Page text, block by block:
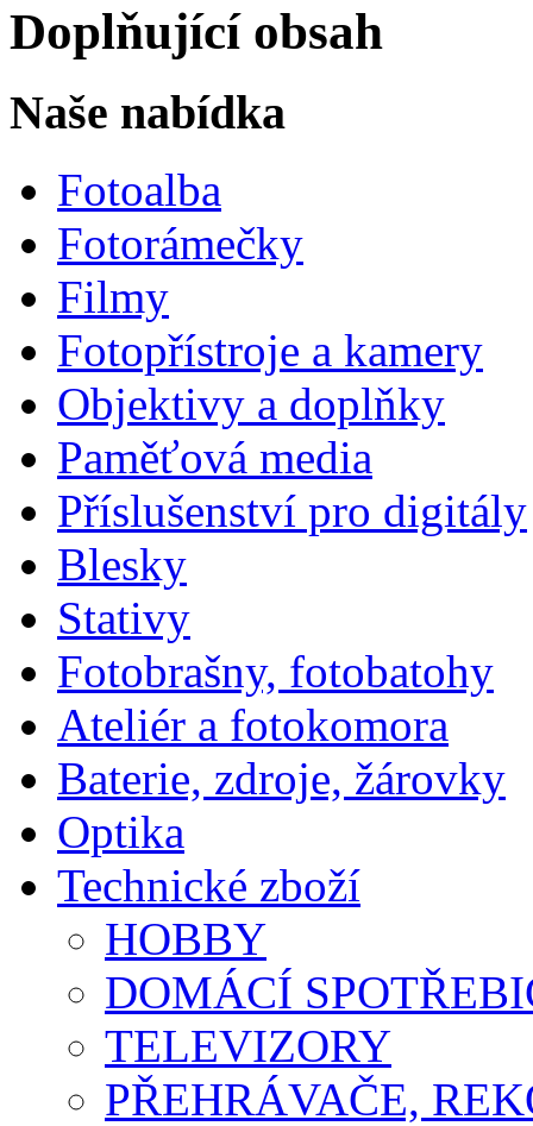
Doplňující obsah
Naše nabídka
Fotoalba
Fotorámečky
Filmy
Fotopřístroje a kamery
Objektivy a doplňky
Paměťová media
Příslušenství pro digitály
Blesky
Stativy
Fotobrašny, fotobatohy
Ateliér a fotokomora
Baterie, zdroje, žárovky
Optika
Technické zboží
HOBBY
DOMÁCÍ
TELEVIZORY
PŘEHRÁVAČE,